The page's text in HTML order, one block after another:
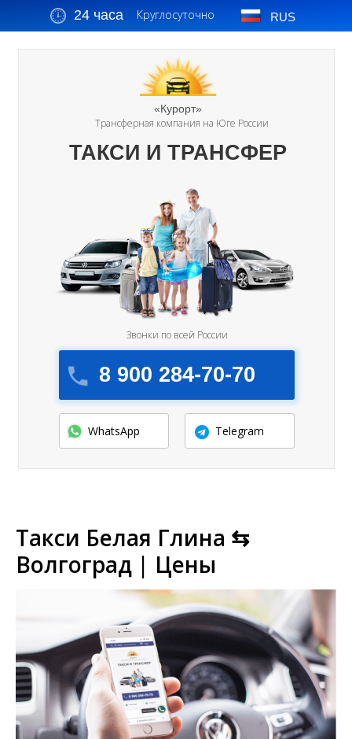
24 часа Круглосуточно RUS
«Курорт»
Трансферная компания на Юге России
8 900 284-70-70
Звонки по всей России
ТАКСИ И ТРАНСФЕР
WhatsApp Telegram
Такси Белая Глина ⇆
Волгоград | Цены